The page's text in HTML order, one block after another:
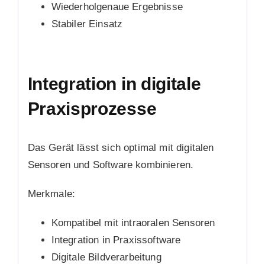
Wiederholgenaue Ergebnisse
Stabiler Einsatz
Integration in digitale
Praxisprozesse
Das Gerät lässt sich optimal mit digitalen
Sensoren und Software kombinieren.
Merkmale:
Kompatibel mit intraoralen Sensoren
Integration in Praxissoftware
Digitale Bildverarbeitung